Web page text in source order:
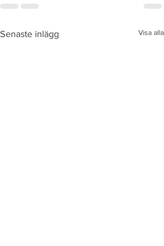
Senaste inlägg Visa alla